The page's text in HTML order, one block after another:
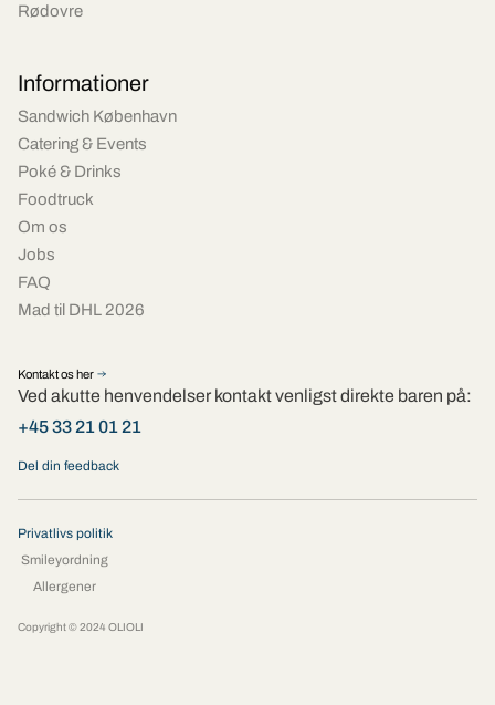
Rødovre
Informationer
Sandwich København
Catering & Events
Poké & Drinks
Foodtruck
Om os
Jobs
FAQ
Mad til DHL 2026
Kontakt os her
Ved akutte henvendelser kontakt venligst direkte baren på:
+45 33 21 01 21
Del din feedback
Privatlivs politik
Smileyordning
Allergener
Copyright © 2024 OLIOLI